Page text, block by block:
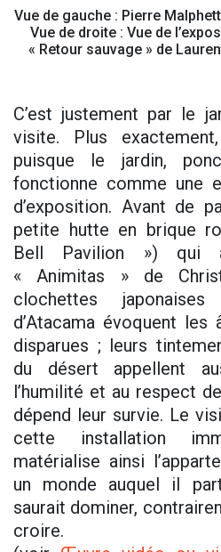
Vue de gauche : Pierre
Vue de droite : Vue de
« Retour sauvage » de
C’est justement par le
visite. Plus
puisque le jardin,
fonctionne comme une
d’exposition. Avant de
petite hutte en brique
Bell Pavilion ») qui
« Animitas » de
clochettes
d’Atacama évoquent les
disparues ; leurs
du désert appellent
l’humilité et au respect
dépend leur survie. Le
cette installation
matérialise ainsi
un monde auquel il
saurait dominer,
croire.